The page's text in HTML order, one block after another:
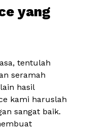
yang
tentulah
seramah
hasil
kami haruslah
sangat baik.